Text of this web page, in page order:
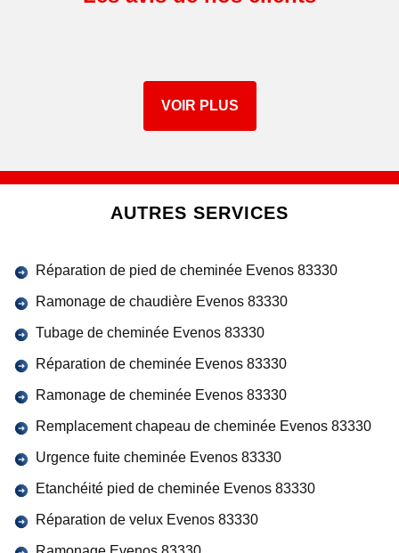
VOIR PLUS
AUTRES SERVICES
Réparation de pied de cheminée Evenos 83330
Ramonage de chaudière Evenos 83330
Tubage de cheminée Evenos 83330
Réparation de cheminée Evenos 83330
Ramonage de cheminée Evenos 83330
Remplacement chapeau de cheminée Evenos 83330
Urgence fuite cheminée Evenos 83330
Etanchéité pied de cheminée Evenos 83330
Réparation de velux Evenos 83330